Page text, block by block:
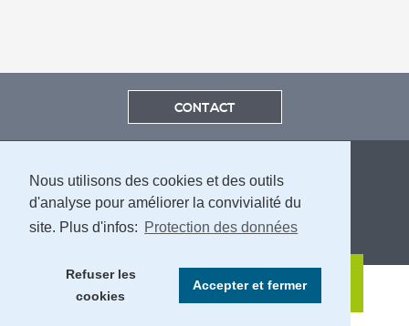
Nous utilisons des cookies et des outils
d'analyse pour améliorer la convivialité du
site. Plus d'infos: Protection des données
Refuser les
cookies
Accepter et fermer
CONTACT